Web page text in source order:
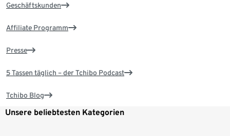
Geschäftskunden
Affiliate Programm
Presse
5 Tassen täglich – der Tchibo Podcast
Tchibo Blog
Unsere beliebtesten Kategorien